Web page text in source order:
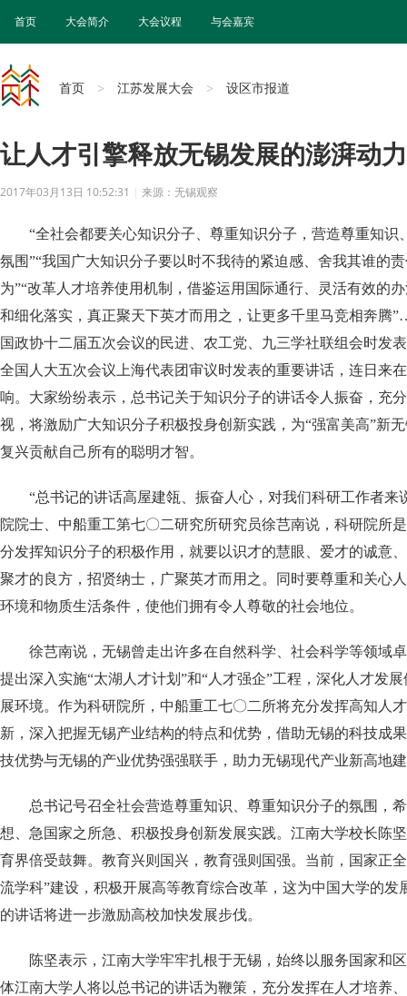
首页 大会简介 大会议程 与会嘉宾
首页 > 江苏发展大会 > 设区市报道
让人才引擎释放无锡发展的澎湃动力
2017年03月13日 10:52:31 | 来源：无锡观察
“全社会都要关心知识分子、尊重知识分子，营造尊重知识
氛围”“我国广大知识分子要以时不我待的紧迫感、舍我其谁的
为”“改革人才培养使用机制，借鉴运用国际通行、灵活有效的
和细化落实，真正聚天下英才而用之，让更多千里马竞相奔腾
国政协十二届五次会议的民进、农工党、九三学社联组会时发
全国人大五次会议上海代表团审议时发表的重要讲话，连日来
响。大家纷纷表示，总书记关于知识分子的讲话令人振奋，充
视，将激励广大知识分子积极投身创新实践，为“强富美高”新
复兴贡献自己所有的聪明才智。
“总书记的讲话高屋建瓴、振奋人心，对我们科研工作者来
院院士、中船重工第七〇二研究所研究员徐芑南说，科研院所
分发挥知识分子的积极作用，就要以识才的慧眼、爱才的诚意
聚才的良方，招贤纳士，广聚英才而用之。同时要尊重和关心
环境和物质生活条件，使他们拥有令人尊敬的社会地位。
徐芑南说，无锡曾走出许多在自然科学、社会科学等领域卓
提出深入实施“太湖人才计划”和“人才强企”工程，深化人才发
展环境。作为科研院所，中船重工七〇二所将充分发挥高知人
新，深入把握无锡产业结构的特点和优势，借助无锡的科技成
技优势与无锡的产业优势强强联手，助力无锡现代产业新高地
总书记号召全社会营造尊重知识、尊重知识分子的氛围，希
想、急国家之所急、积极投身创新发展实践。江南大学校长陈
育界倍受鼓舞。教育兴则国兴，教育强则国强。 当前，国家正
流学科”建设，积极开展高等教育综合改革，这为中国大学的发
的讲话将进一步激励高校加快发展步伐。
陈坚表示，江南大学牢牢扎根于无锡，始终以服务国家和区
体江南大学人将以总书记的讲话为鞭策，充分发挥在人才培养